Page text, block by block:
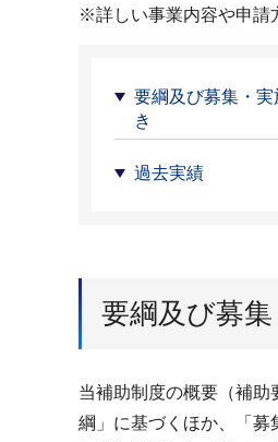
※詳しい事業内容や申請
要綱及び募集・実
き
過去実績
要綱及び募
当補助制度の概要（補
綱」に基づくほか、「募